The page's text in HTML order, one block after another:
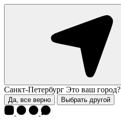
Санкт-Петербург Это ваш город?
Да, все верно Выбрать другой